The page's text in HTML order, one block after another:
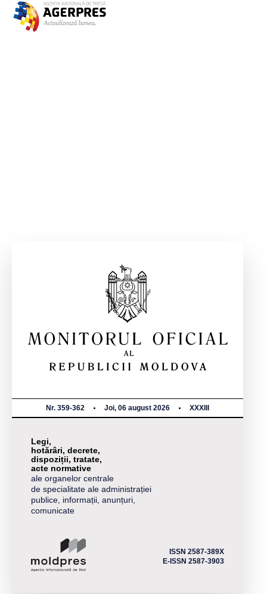
Nr. 359-362 Joi, 06 august 2026 XXXIII
Legi,
hotărâri, decrete,
dispoziții, tratate,
acte normative
ale organelor centrale
de specialitate ale administrației
publice, informații, anunțuri,
comunicate
ISSN 2587-389X
E-ISSN 2587-3903